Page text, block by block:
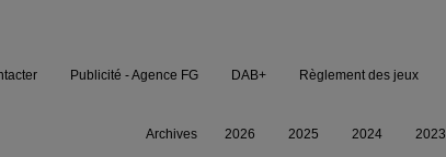
Publicité - Agence FG DAB+ Règlement des jeux
Archives 2026 2025 2024 2023